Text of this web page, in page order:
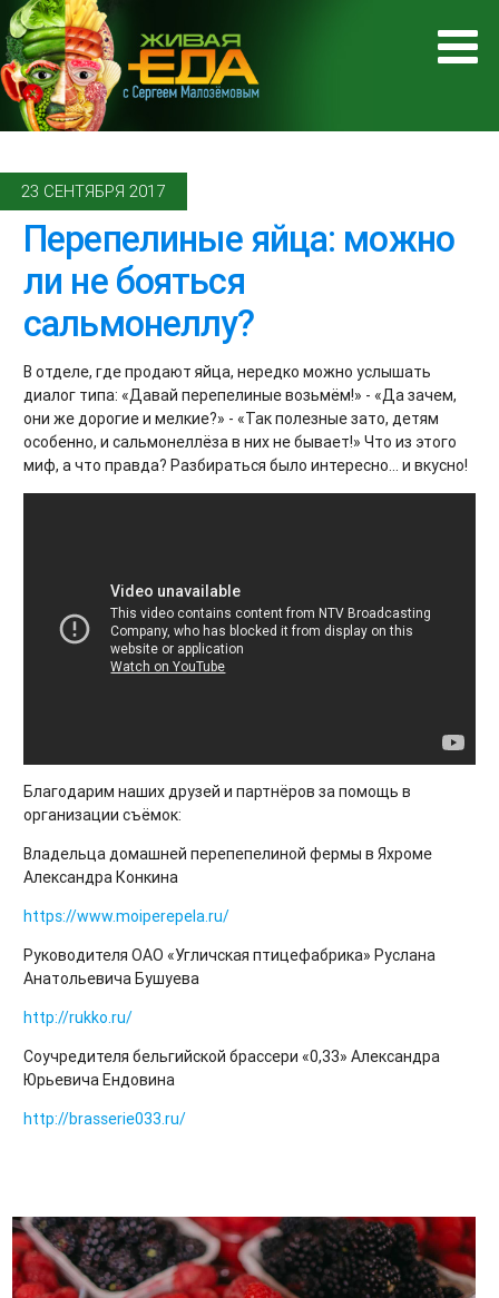
23 СЕНТЯБРЯ 2017
Перепелиные яйца: можно
ли не бояться
сальмонеллу?
В отделе, где продают яйца, нередко можно услышать
диалог типа: «Давай перепелиные возьмём!» - «Да зачем,
они же дорогие и мелкие?» - «Так полезные зато, детям
особенно, и сальмонеллёза в них не бывает!» Что из этого
миф, а что правда? Разбираться было интересно... и вкусно!
Благодарим наших друзей и партнёров за помощь в
организации съёмок:
Владельца домашней перепепелиной фермы в Яхроме
Александра Конкина
https://www.moiperepela.ru/
Руководителя ОАО «Угличская птицефабрика» Руслана
Анатольевича Бушуева
http://rukko.ru/
Соучредителя бельгийской брассери «0,33» Александра
Юрьевича Ендовина
http://brasserie033.ru/